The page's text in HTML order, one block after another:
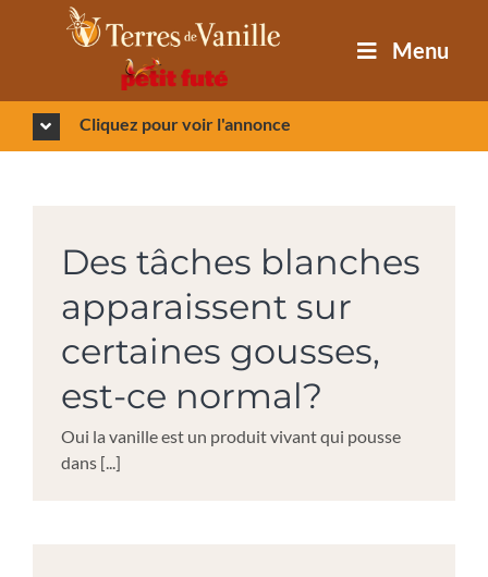
Menu
Cliquez pour voir l'annonce
Des tâches blanches
apparaissent sur
certaines gousses,
est-ce normal?
Oui la vanille est un produit vivant qui pousse
dans [...]